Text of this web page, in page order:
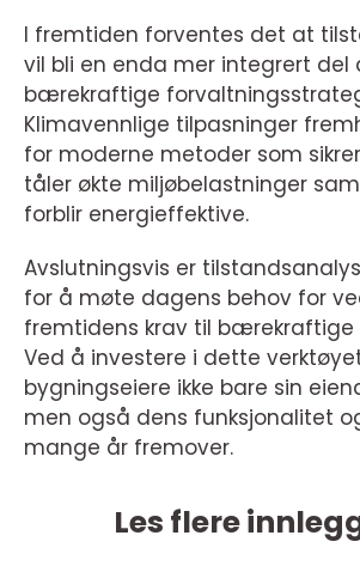
I fremtiden forventes det at
vil bli en enda mer integrert del
bærekraftige
Klimavennlige tilpasninger
for moderne metoder som
tåler økte miljøbelastninger
forblir energieffektive.
Avslutningsvis er
for å møte dagens behov for
fremtidens krav til bærekraftige
Ved å investere i dette
bygningseiere ikke bare sin
men også dens funksjonalitet
mange år fremover.
Les flere